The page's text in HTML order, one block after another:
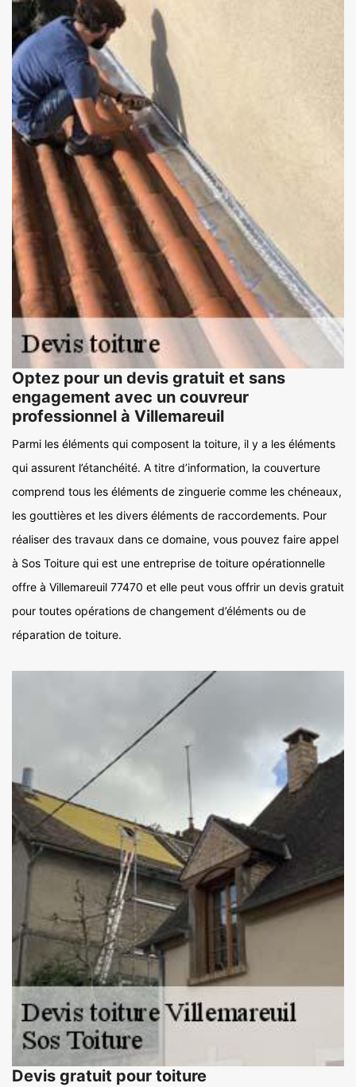
Optez pour un devis gratuit et sans
engagement avec un couvreur
professionnel à Villemareuil
Parmi les éléments qui composent la toiture, il y a les éléments
qui assurent l’étanchéité. A titre d’information, la couverture
comprend tous les éléments de zinguerie comme les chéneaux,
les gouttières et les divers éléments de raccordements. Pour
réaliser des travaux dans ce domaine, vous pouvez faire appel
à Sos Toiture qui est une entreprise de toiture opérationnelle
offre à Villemareuil 77470 et elle peut vous offrir un devis gratuit
pour toutes opérations de changement d’éléments ou de
réparation de toiture.
Devis gratuit pour toiture